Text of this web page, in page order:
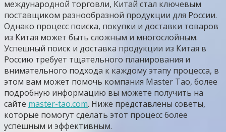
международной торговли, Китай стал ключевым
поставщиком разнообразной продукции для России.
Однако процесс поиска, покупки и доставки товаров
из Китая может быть сложным и многослойным.
Успешный поиск и доставка продукции из Китая в
Россию требует тщательного планирования и
внимательного подхода к каждому этапу процесса, в
этом вам может помочь компания Master Tao, более
подробную информацию вы можете получить на
сайте master-tao.com. Ниже представлены советы,
которые помогут сделать этот процесс более
успешным и эффективным.